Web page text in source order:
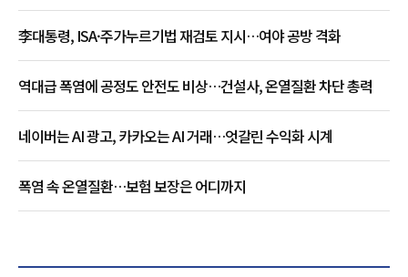
李대통령, ISA·주가누르기법 재검토 지시…여야 공방 격화
역대급 폭염에 공정도 안전도 비상…건설사, 온열질환 차단 총력
네이버는 AI 광고, 카카오는 AI 거래…엇갈린 수익화 시계
폭염 속 온열질환…보험 보장은 어디까지